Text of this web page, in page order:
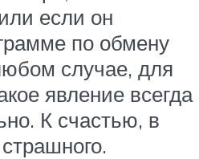
если он
по обмену
случае, для
явление всегда
К счастью, в